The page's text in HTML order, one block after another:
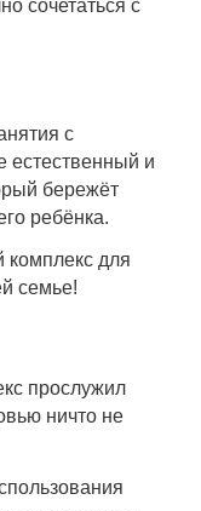
36 кг.
33,6 кг.
сочетаться с
с
естественный и
бережёт
ребёнка.
комплекс для
семье!
прослужил
ничто не